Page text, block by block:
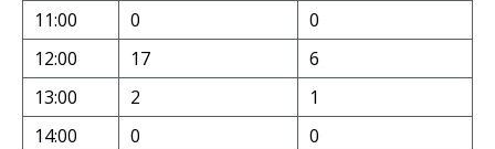
11:00
0
0
12:00
17
6
13:00
2
1
14:00
0
0